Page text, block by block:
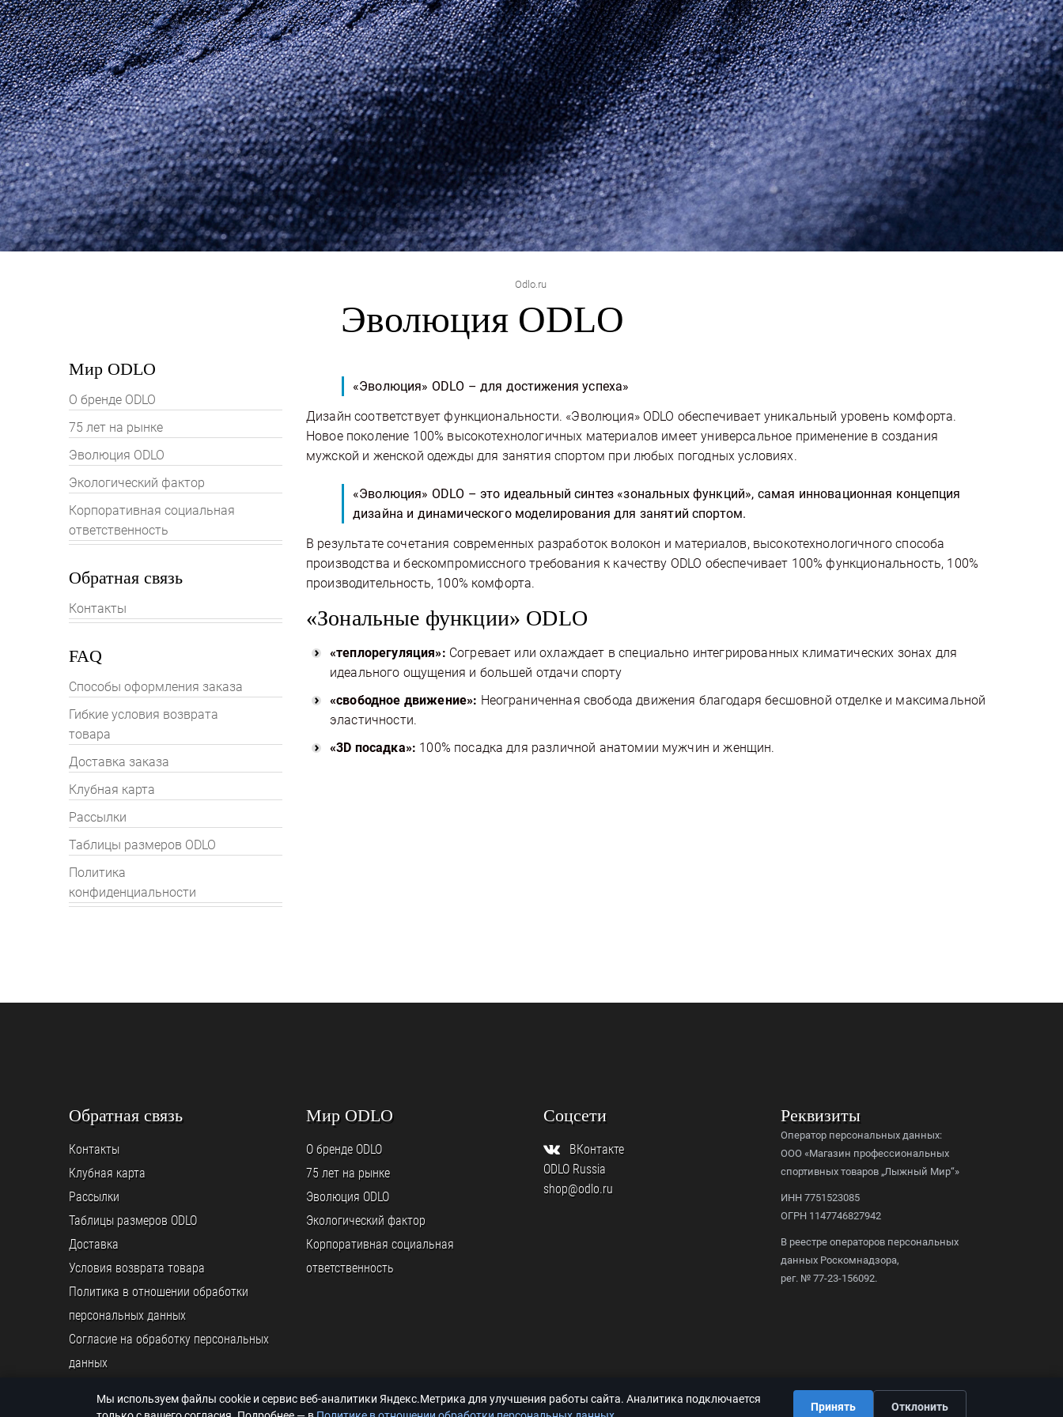
Odlo.ru
Мир ODLO
О бренде ODLO
75 лет на рынке
Эволюция ODLO
Экологический фактор
Корпоративная социальная
ответственность
Обратная связь
Контакты
FAQ
Способы оформления заказа
Гибкие условия возврата
товара
Доставка заказа
Клубная карта
Рассылки
Таблицы размеров ODLO
Политика
конфиденциальности
Эволюция ODLO
«Эволюция» ODLO – для достижения успеха»
Дизайн соответствует функциональности. «Эволюция» ODLO обеспечивает уникальный уровень комфорта.
Новое поколение 100% высокотехнологичных материалов имеет универсальное применение в создания
мужской и женской одежды для занятия спортом при любых погодных условиях.
«Эволюция» ODLO – это идеальный синтез «зональных функций», самая инновационная концепция
дизайна и динамического моделирования для занятий спортом.
В результате сочетания современных разработок волокон и материалов, высокотехнологичного способа
производства и бескомпромиссного требования к качеству ODLO обеспечивает 100% функциональность, 100%
производительность, 100% комфорта.
«Зональные функции» ODLO
«теплорегуляция»: Согревает или охлаждает в специально интегрированных климатических зонах для
идеального ощущения и большей отдачи спорту
«свободное движение»: Неограниченная свобода движения благодаря бесшовной отделке и максимальной
эластичности.
«3D посадка»: 100% посадка для различной анатомии мужчин и женщин.
Обратная связь
Контакты
Клубная карта
Рассылки
Таблицы размеров ODLO
Доставка
Условия возврата товара
Политика в отношении обработки
персональных данных
Согласие на обработку персональных
данных
Мир ODLO
О бренде ODLO
75 лет на рынке
Эволюция ODLO
Экологический фактор
Корпоративная социальная
ответственность
Соцсети
ВКонтакте
ODLO Russia
shop@odlo.ru
Реквизиты
Оператор персональных данных:
ООО «Магазин профессиональных
спортивных товаров „Лыжный Мир“»
ИНН 7751523085
ОГРН 1147746827942
В реестре операторов персональных
данных Роскомнадзора,
рег. № 77-23-156092.
© ООО «ODLO.RU», 2026
Мы используем файлы cookie и сервис веб-аналитики Яндекс.Метрика для улучшения работы сайта. Аналитика подключается
Принять Отклонить